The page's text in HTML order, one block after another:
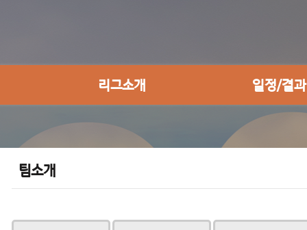
리그소개 일정/결과
팀소개